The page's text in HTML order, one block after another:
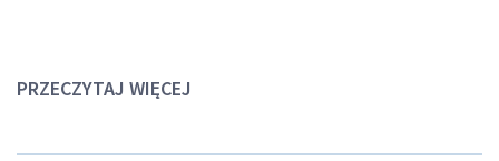
PRZECZYTAJ WIĘCEJ